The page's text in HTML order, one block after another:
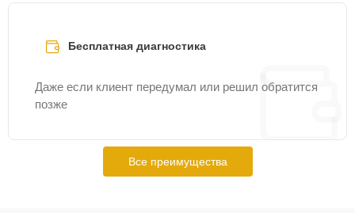
Бесплатная диагностика
Даже если клиент передумал или решил обратится
позже
Все преимущества